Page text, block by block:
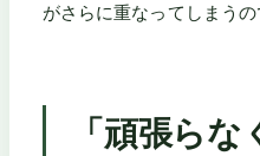
がさらに重なってしまうの
「頑張ら